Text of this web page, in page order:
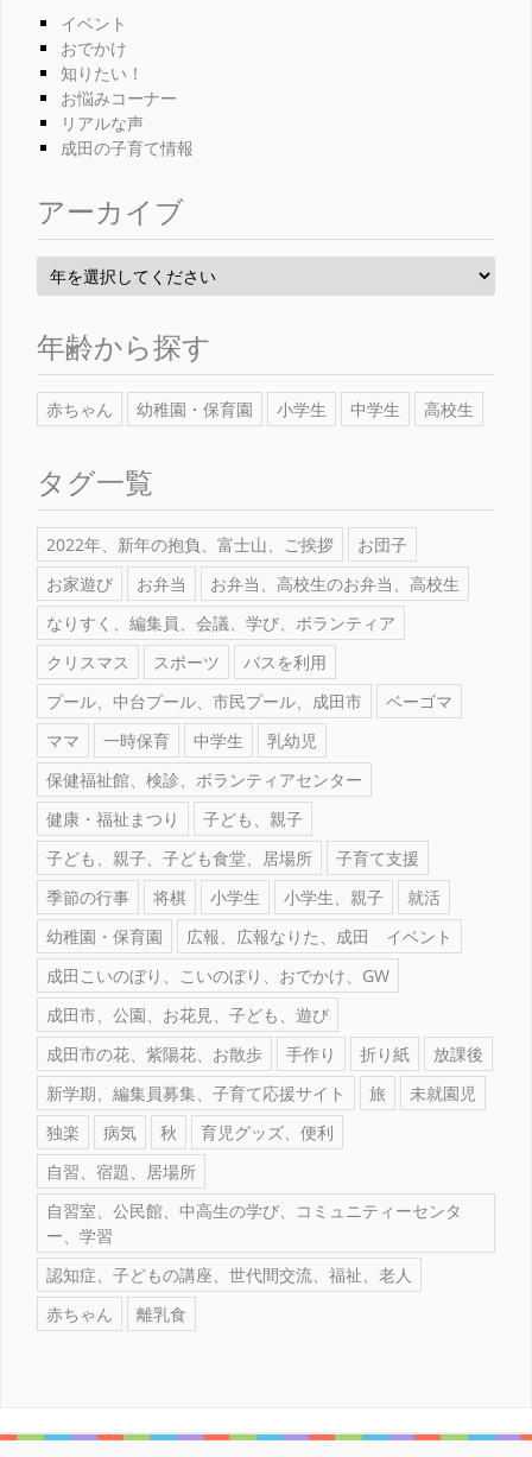
イベント
おでかけ
知りたい！
お悩みコーナー
リアルな声
成田の子育て情報
アーカイブ
年齢から探す
赤ちゃん 幼稚園・保育園 小学生 中学生 高校生
タグ一覧
2022年、新年の抱負、富士山、ご挨拶
お団子
お家遊び
お弁当
お弁当、高校生のお弁当、高校生
なりすく、編集員、会議、学び、ボランティア
クリスマス
スポーツ
バスを利用
プール、中台プール、市民プール、成田市
ベーゴマ
ママ
一時保育 中学生
乳幼児
保健福祉館、検診、ボランティアセンター
健康・福祉まつり
子ども、親子
子ども、親子、子ども食堂、居場所
子育て支援
季節の行事
将棋 小学生 小学生、親子
就活
幼稚園・保育園
広報、広報なりた、成田 イベント
成田こいのぼり、こいのぼり、おでかけ、GW
成田市、公園、お花見、子ども、遊び
成田市の花、紫陽花、お散歩
手作り 折り紙
放課後
新学期、編集員募集、子育て応援サイト
旅
未就園児
独楽
病気 秋
育児グッズ、便利
自習、宿題、居場所
自習室、公民館、中高生の学び、コミュニティーセンタ
ー、学習
認知症、子どもの講座、世代間交流、福祉、老人
赤ちゃん
離乳食